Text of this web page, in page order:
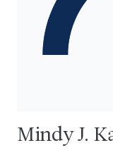
Mindy J.